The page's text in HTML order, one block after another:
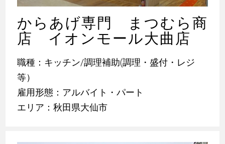
からあげ専門 まつむら商
店 イオンモール大曲店
職種：キッチン/調理補助(調理・盛付・レジ
等）
雇用形態：アルバイト・パート
エリア：秋田県大仙市